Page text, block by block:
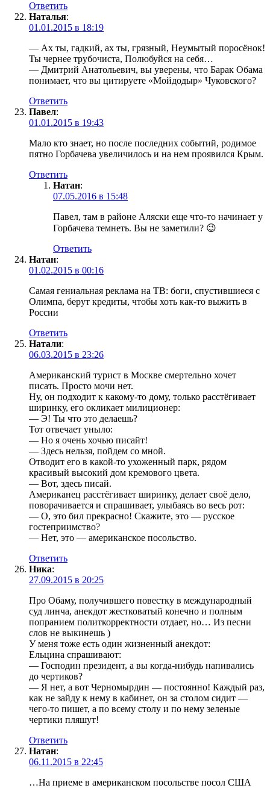
Ответить
Наталья:
01.01.2015 в 18:19
— Ах ты, гадкий, ах ты, грязный, Неумытый поросёнок!
Ты чернее трубочиста, Полюбуйся на себя…
— Дмитрий Анатольевич, вы уверены, что Барак Обама
понимает, что вы цитируете «Мойдодыр» Чуковского?
Ответить
Павел:
01.01.2015 в 19:43
Мало кто знает, но после последних событий, родимое
пятно Горбачева увеличилось и на нем проявился Крым.
Ответить
Натан:
07.05.2016 в 15:48
Павел, там в районе Аляски еще что-то начинает у
Горбачева темнеть. Вы не заметили? 😉
Ответить
Натан:
01.02.2015 в 00:16
Самая гениальная реклама на ТВ: боги, спустившиеся с
Олимпа, берут кредиты, чтобы хоть как-то выжить в
России
Ответить
Натали:
06.03.2015 в 23:26
Американский турист в Москве смертельно хочет
писать. Просто мочи нет.
Ну, он подходит к какому-то дому, только расстёгивает
ширинку, его окликает милиционер:
— Э! Ты что это делаешь?
Тот отвечает уныло:
— Но я очень хочью писайт!
— Здесь нельзя, пойдем со мной.
Отводит его в какой-то ухоженный парк, рядом
красивый высокий дом кремового цвета.
— Вот, здесь писай.
Американец расстёгивает ширинку, делает своё дело,
поворачивается и спрашивает, улыбаясь во весь рот:
— О, это бил прекрасно! Скажите, это — русское
гостеприимство?
— Нет, это — американское посольство.
Ответить
Ника:
27.09.2015 в 20:25
Про Обаму, получившего повестку в международный
суд линча, анекдот жестковатый конечно и полным
попранием политкорректности отдает, но… Из песни
слов не выкинешь )
У меня тоже есть один жизненный анекдот:
Ельцина спрашивают:
— Господин президент, а вы когда-нибудь напивались
до чертиков?
— Я нет, а вот Черномырдин — постоянно! Каждый раз,
как не зайду к нему в кабинет, он за столом сидит —
чего-то пишет, а по всему столу и по нему зеленые
чертики пляшут!
Ответить
Натан:
06.11.2015 в 22:45
…На приеме в американском посольстве посол США